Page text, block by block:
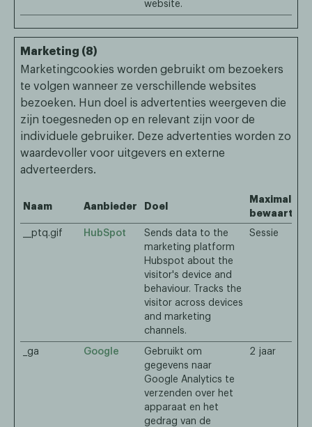
website.
Marketing (8)
Marketingcookies worden gebruikt om bezoekers
te volgen wanneer ze verschillende websites
bezoeken. Hun doel is advertenties weergeven die
zijn toegesneden op en relevant zijn voor de
individuele gebruiker. Deze advertenties worden zo
waardevoller voor uitgevers en externe
adverteerders.
Naam Aanbieder Doel
Maximale
__ptq.gif HubSpot
Sends data to the
marketing platform
Hubspot about the
visitor's device and
behaviour. Tracks the
visitor across devices
and marketing
channels.
Sessie
_ga Google
Gebruikt om
gegevens naar
Google Analytics te
verzenden over het
apparaat en het
gedrag van de
2 jaar